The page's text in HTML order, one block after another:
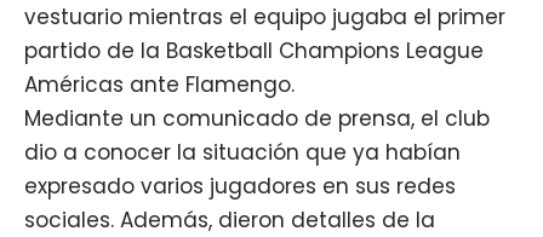
vestuario mientras el equipo jugaba el primer
partido de la Basketball Champions League
Américas ante Flamengo.
Mediante un comunicado de prensa, el club
dio a conocer la situación que ya habían
expresado varios jugadores en sus redes
sociales. Además, dieron detalles de la